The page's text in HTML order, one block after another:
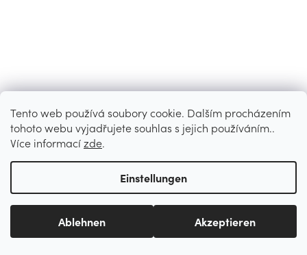
Tento web používá soubory cookie. Dalším procházením
tohoto webu vyjadřujete souhlas s jejich používáním..
Více informacízde.
Einstellungen
Ablehnen Akzeptieren